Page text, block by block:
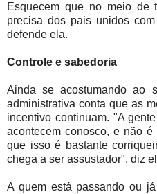
Esquecem que no meio de
precisa dos pais unidos
defende ela.
Controle e sabedoria
Ainda se acostumando ao
administrativa conta que as
incentivo continuam. "A
acontecem conosco, e não
que isso é bastante
chega a ser assustador", diz
A quem está passando ou